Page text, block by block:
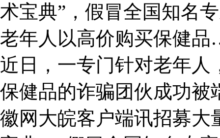
术宝典”，假冒全国知名
老年人以高价购买保健
近日，一专门针对老年人
保健品的诈骗团伙成功被
徽网大皖客户端讯招募大